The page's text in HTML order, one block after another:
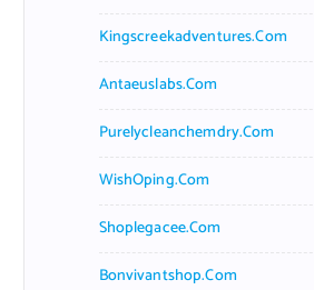
Kingscreekadventures.com
Antaeuslabs.com
Purelycleanchemdry.com
WishOping.com
Shoplegacee.com
Bonvivantshop.com